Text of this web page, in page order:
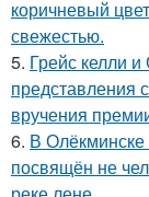
коричневый
свежестью.
5. Грейс келли
представления
вручения
6. В Олёкминске
посвящён не